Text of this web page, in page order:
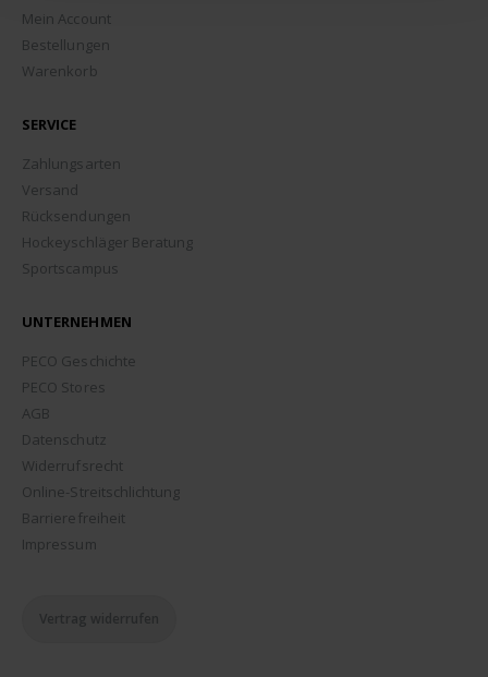
Mein Account
Bestellungen
Warenkorb
SERVICE
Zahlungsarten
Versand
Rücksendungen
Hockeyschläger Beratung
Sportscampus
UNTERNEHMEN
PECO Geschichte
PECO Stores
AGB
Datenschutz
Widerrufsrecht
Online-Streitschlichtung
Barrierefreiheit
Impressum
Vertrag widerrufen